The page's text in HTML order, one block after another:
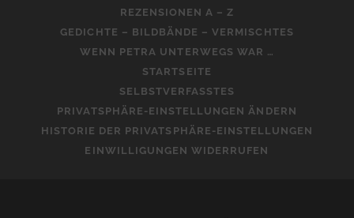
REZENSIONEN A – Z
GEDICHTE – BILDBÄNDE – VERMISCHTES
WENN PETRA UNTERWEGS WAR …
STARTSEITE
SELBSTVERFASSTES
PRIVATSPHÄRE-EINSTELLUNGEN ÄNDERN
HISTORIE DER PRIVATSPHÄRE-EINSTELLUNGEN
EINWILLIGUNGEN WIDERRUFEN